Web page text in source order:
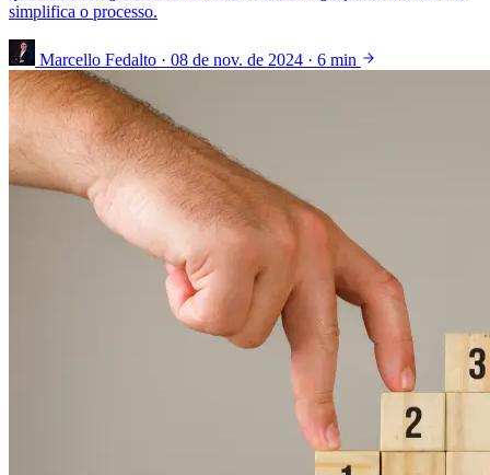
simplifica o processo.
Marcello Fedalto · 08 de nov. de 2024 · 6 min